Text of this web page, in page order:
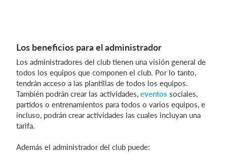
Los beneficios para el administrador
Los administradores del club tienen una visión general de
todos los equipos que componen el club. Por lo tanto,
tendrán acceso a las plantillas de todos los equipos.
También podrán crear las actividades, eventos sociales,
partidos o entrenamientos para todos o varios equipos, e
incluso, podrán crear actividades las cuales incluyan una
tarifa.
Además el administrador del club puede: